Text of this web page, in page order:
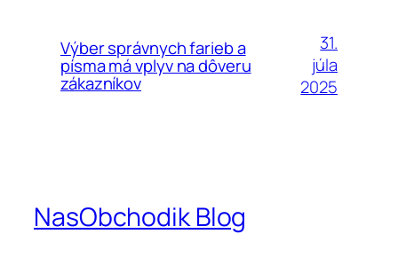
Výber správnych farieb a
písma má vplyv na dôveru
zákazníkov
31.
júla
2025
NasObchodik Blog